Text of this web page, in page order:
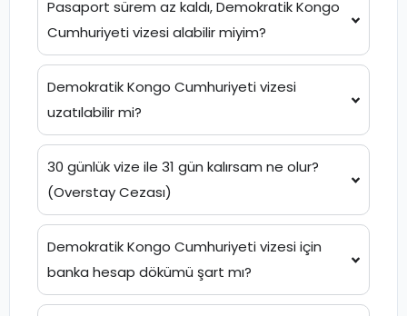
Pasaport sürem az kaldı, Demokratik Kongo
Cumhuriyeti vizesi alabilir miyim?
Demokratik Kongo Cumhuriyeti vizesi
uzatılabilir mi?
30 günlük vize ile 31 gün kalırsam ne olur?
(Overstay Cezası)
Demokratik Kongo Cumhuriyeti vizesi için
banka hesap dökümü şart mı?